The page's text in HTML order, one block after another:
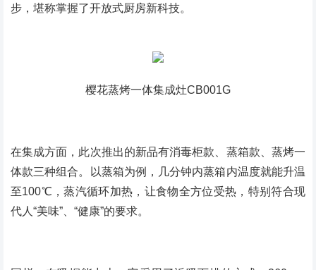
步，堪称掌握了开放式厨房新科技。
樱花蒸烤一体集成灶CB001G
在集成方面，此次推出的新品有消毒柜款、蒸箱款、蒸烤一
体款三种组合。以蒸箱为例，几分钟内蒸箱内温度就能升温
至100℃，蒸汽循环加热，让食物全方位受热，特别符合现
代人“美味”、“健康”的要求。